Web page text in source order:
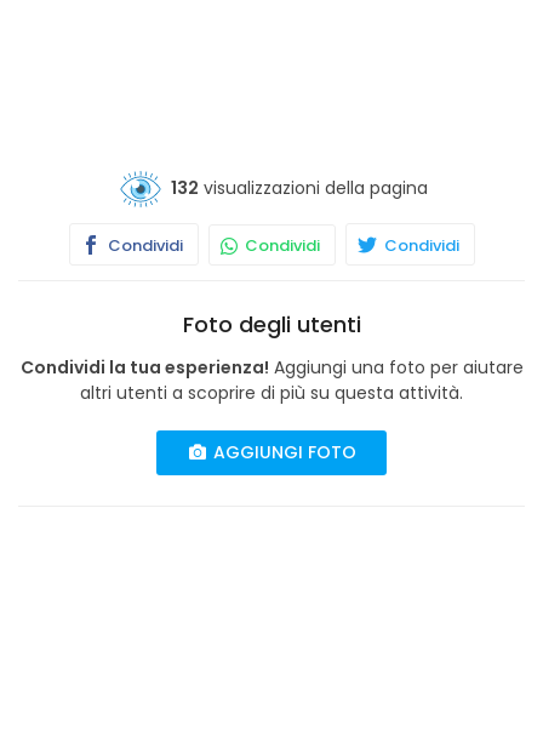
132 visualizzazioni della pagina
Condividi Condividi Condividi
Foto degli utenti
Condividi la tua esperienza! Aggiungi una foto per aiutare
altri utenti a scoprire di più su questa attività.
AGGIUNGI FOTO